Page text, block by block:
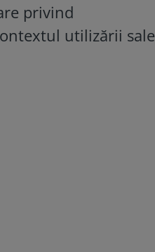
privind
utilizării sale